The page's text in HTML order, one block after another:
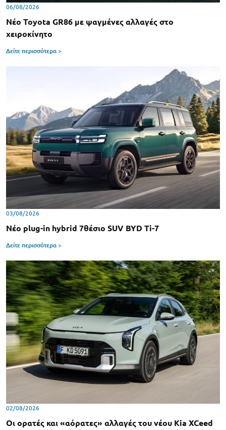
06/08/2026
Νέο Toyota GR86 με ψαγμένες αλλαγές στο
χειροκίνητο
Δείτε περισσότερα >
03/08/2026
Νέο plug-in hybrid 7θέσιο SUV BYD Ti-7
Δείτε περισσότερα >
02/08/2026
Οι ορατές και «αόρατες» αλλαγές του νέου Kia XCeed